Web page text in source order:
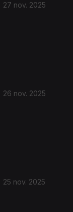
27 nov. 2025
26 nov. 2025
25 nov. 2025